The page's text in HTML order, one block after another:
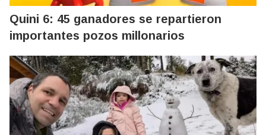
Quini 6: 45 ganadores se repartieron
importantes pozos millonarios